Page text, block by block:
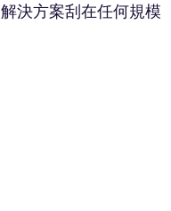
解決方案刮在任何規模